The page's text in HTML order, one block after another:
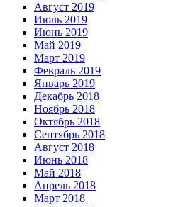
Август 2019
Июль 2019
Июнь 2019
Май 2019
Март 2019
Февраль 2019
Январь 2019
Декабрь 2018
Ноябрь 2018
Октябрь 2018
Сентябрь 2018
Август 2018
Июнь 2018
Май 2018
Апрель 2018
Март 2018